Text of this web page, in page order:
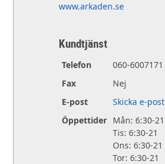
www.arkaden.se
Kundtjänst
Telefon
060-6007171
Fax
Nej
E-post
Skicka e-post
Öppettider Mån: 6:30-21
Tis: 6:30-21
Ons: 6:30-21
Tor: 6:30-21